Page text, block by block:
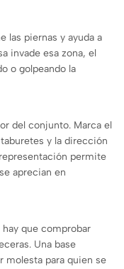
las piernas y ayuda a
invade esa zona, el
o golpeando la
del conjunto. Marca el
y la dirección
permite
aprecian en
que comprobar
Una base
molesta para quien se